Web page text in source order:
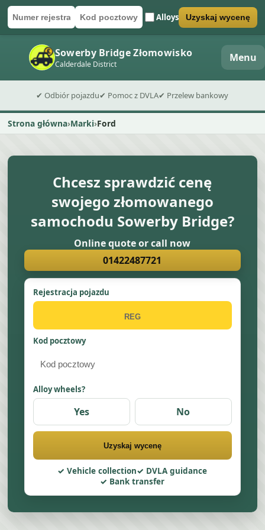
Numer rejestracyjny
Kod pocztowyAlloys
Wyślij formularz wyceny Uzyskaj wycenę
Sowerby Bridge Złomowisko
Calderdale District Menu
✔ Odbiór pojazdu✔ Pomoc z DVLA✔ Przelew bankowy
Strona główna Marki Ford
Chcesz sprawdzić cenę
swojego złomowanego
samochodu Sowerby Bridge?
Online quote or call now
01422487721
Rejestracja pojazdu
Kod pocztowy
Alloy wheels?
Yes No
Uzyskaj wycenę
Vehicle collection
DVLA guidance
Bank transfer